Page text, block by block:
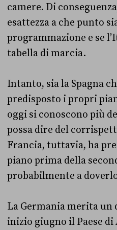
camere. Di
esattezza a che punto
programmazione e se
tabella di marcia.
Intanto, sia la Spagna
predisposto i propri
oggi si conoscono più
possa dire del
Francia, tuttavia, ha
piano prima della
probabilmente a
La Germania merita un
inizio giugno il Paese di